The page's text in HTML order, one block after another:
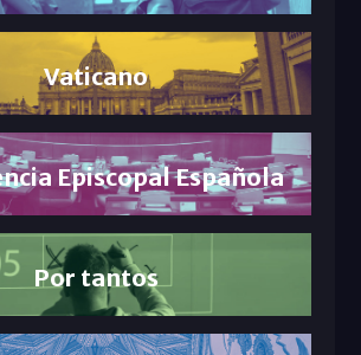
Vaticano
Episcopal Española
Por tantos